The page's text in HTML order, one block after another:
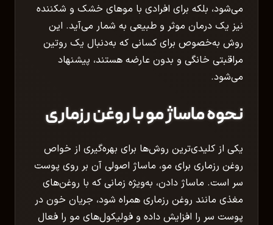
می‌شود، بلکه برای افرادی با موهای خشک و شکننده
نیز یک درمان موثر و طبیعی به شمار می‌آید. این
روش به‌خصوص برای کسانی که به‌دنبال یک روتین
مراقبتی خانگی و بدون عارضه هستند، پیشنهاد
می‌شود.
نحوه ماساژ مو با روغن رزماری
یکی از کلیدی‌ترین روش‌ها برای بهره‌گیری از خواص
روغن رزماری برای مو، ماساژ اصولی آن بر روی پوست
سر است. ماساژ دادن، به‌ویژه زمانی که با روغن‌های
مغذی مانند روغن رزماری همراه شود، جریان خون در
پوست سر را افزایش داده و فولیکول‌های مو را فعال